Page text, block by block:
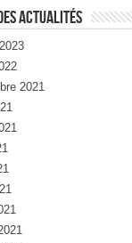
Actualités
2021